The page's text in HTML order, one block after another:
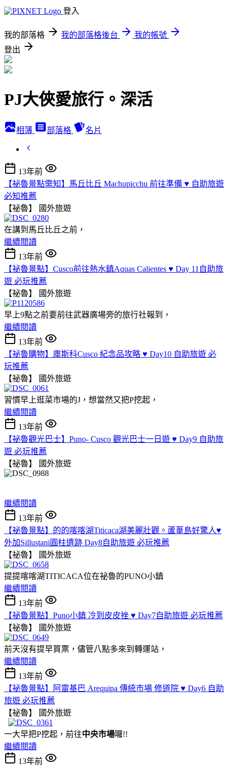
登入
我的部落格 我的部落格後台
我的帳號
登出
PJ大俠愛旅行。深活
相簿 部落格 名片
13年前
【祕魯景點需知】馬丘比丘 Machupicchu 前往準備 ♥ 自助旅遊
必知推薦
【祕魯】
國外旅遊
在講到馬丘比丘之前，
繼續閱讀
13年前
【祕魯景點】Cusco前往熱水鎮Aquas Calientes ♥ Day 11自助旅
遊 必玩推薦
【祕魯】
國外旅遊
早上9點之前要前往武器廣場旁的旅行社報到，
繼續閱讀
13年前
【祕魯購物】庫斯科Cusco 紀念品攻略 ♥ Day10 自助旅遊 必
玩推薦
【祕魯】
國外旅遊
習慣早上逛菜市場的J，想當然又把P挖起，
繼續閱讀
13年前
【祕魯觀光巴士】Puno- Cusco 觀光巴士一日遊 ♥ Day9 自助旅
遊 必玩推薦
【祕魯】
國外旅遊
繼續閱讀
13年前
【祕魯景點】的的喀喀湖Titicaca湖美麗壯觀。蘆葦島好驚人♥
外加Sillustani圓柱遺跡 Day8自助旅遊 必玩推薦
【祕魯】
國外旅遊
提提喀喀湖TITICACA位在祕魯的PUNO小鎮
繼續閱讀
13年前
【祕魯景點】Puno小鎮 冷到皮皮挫 ♥ Day7自助旅遊 必玩推薦
【祕魯】
國外旅遊
前天沒有提早買票，儘管八點多來到轉運站，
繼續閱讀
13年前
【祕魯景點】阿雷基巴 Arequipa 傳統市場 修道院 ♥ Day6 自助
旅遊 必玩推薦
【祕魯】
國外旅遊
一大早把P挖起，前往中央市場囉!!
繼續閱讀
13年前